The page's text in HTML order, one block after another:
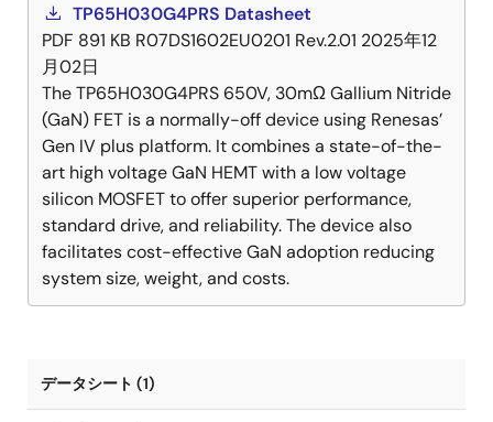
TP65H030G4PRS Datasheet
PDF 891 KB R07DS1602EU0201 Rev.2.01 2025年12
月02日
The TP65H030G4PRS 650V, 30mΩ Gallium Nitride
(GaN) FET is a normally-off device using Renesas’
Gen IV plus platform. It combines a state-of-the-
art high voltage GaN HEMT with a low voltage
silicon MOSFET to offer superior performance,
standard drive, and reliability. The device also
facilitates cost-effective GaN adoption reducing
system size, weight, and costs.
データシート (1)